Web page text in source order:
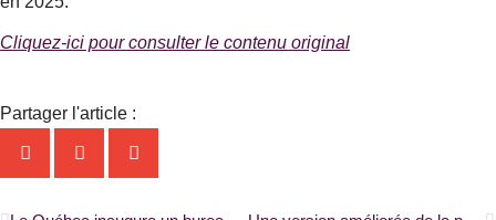
Cliquez-ici pour consulter le contenu original
Partager l'article :